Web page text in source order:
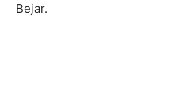
Bejar.